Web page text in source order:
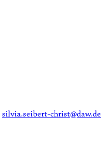
silvia.seibert-christ@daw.de